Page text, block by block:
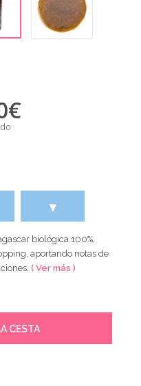
€
▼
biológica 100%,
aportando notas de
( Ver más )
CESTA